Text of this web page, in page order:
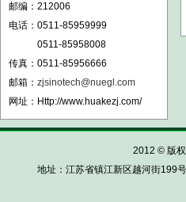
邮编：212006
电话：0511-85959999
0511-85958008
传真：0511-85956666
邮箱： zjsinotech@nuegl.com
网址：Http://www.huakezj.com/
2012 © 版
地址：江苏省镇江新区越河街